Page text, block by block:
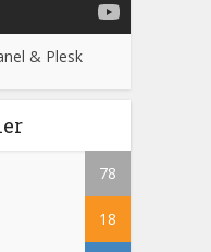
& Plesk
78
18